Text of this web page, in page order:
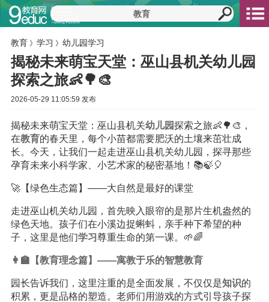
教育 》 学习 》 幼儿园学习
揭秘未来萌宝天堂：巫山县机关幼儿园
探索之旅👶🌳🎨
2026-05-29 11:05:59 发布
揭秘未来萌宝天堂：巫山县机关幼儿园探索之旅👶🌳🎨，
在教育的春天里，每个小苗都需要肥沃的土壤来茁壮成
长。今天，让我们一起走进巫山县机关幼儿园，探寻那些
孕育未来小科学家、小艺术家的秘密基地！📚🍃🎈
🚀【绿色生态篇】——大自然是最好的课堂
走进巫山机关幼儿园，首先映入眼帘的是那片生机盎然的
绿色天地。孩子们在小溪边捉蝌蚪，亲手种下希望的种
子，这里是他们学习尊重生命的第一课。🌱🌈
👩‍🏫【教育理念篇】——寓教于乐的智慧教育
园长告诉我们，这里注重的是全面发展，不仅仅是知识的
积累，更是品格的塑造。老师们用游戏的方式引导孩子探